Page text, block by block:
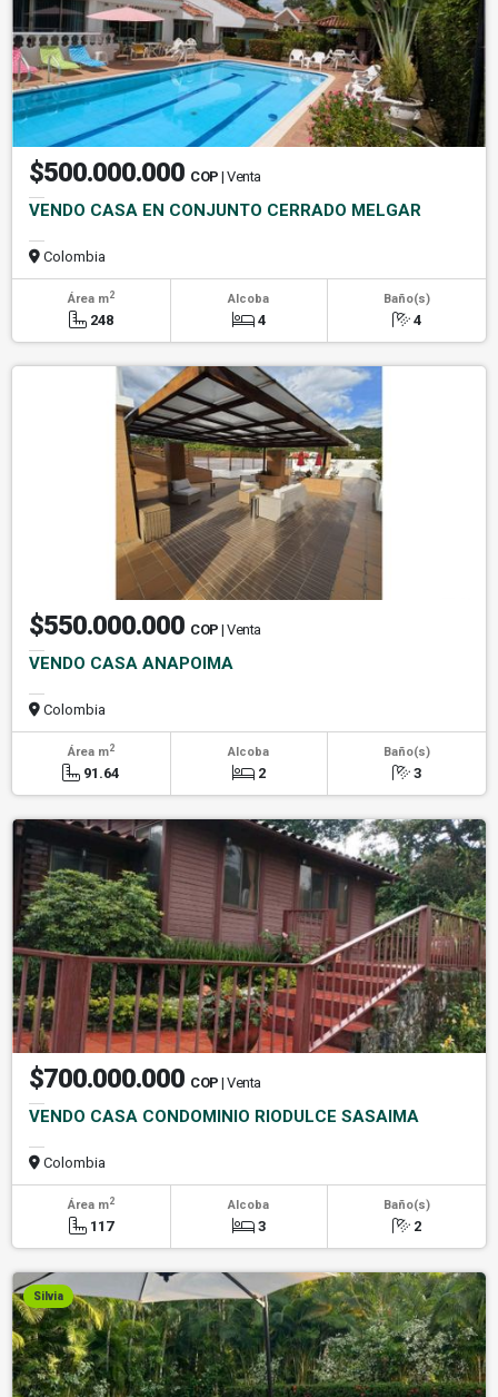
$500.000.000 COP | Venta
VENDO CASA EN CONJUNTO CERRADO MELGAR
Colombia
Área m2
248
Alcoba
4
Baño(s)
4
$550.000.000 COP | Venta
VENDO CASA ANAPOIMA
Colombia
Área m2
91.64
Alcoba
2
Baño(s)
3
$700.000.000 COP | Venta
VENDO CASA CONDOMINIO RIODULCE SASAIMA
Colombia
Área m2
117
Alcoba
3
Baño(s)
2
Silvia